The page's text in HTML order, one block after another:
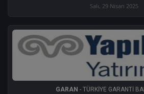
Salı, 29 Nisan 2025
GARAN - TÜRKİYE GARANTİ